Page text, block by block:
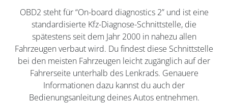
OBD2 steht für “On-board diagnostics 2” und ist eine
standardisierte Kfz-Diagnose-Schnittstelle, die
spätestens seit dem Jahr 2000 in nahezu allen
Fahrzeugen verbaut wird. Du findest diese Schnittstelle
bei den meisten Fahrzeugen leicht zugänglich auf der
Fahrerseite unterhalb des Lenkrads. Genauere
Informationen dazu kannst du auch der
Bedienungsanleitung deines Autos entnehmen.